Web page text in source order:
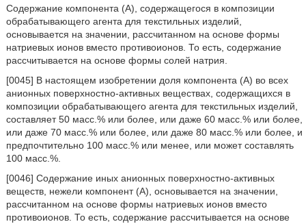
Содержание компонента (А), содержащегося в композиции
обрабатывающего агента для текстильных изделий,
основывается на значении, рассчитанном на основе формы
натриевых ионов вместо противоионов. То есть, содержание
рассчитывается на основе формы солей натрия.
[0045] В настоящем изобретении доля компонента (А) во всех
анионных поверхностно-активных веществах, содержащихся в
композиции обрабатывающего агента для текстильных изделий,
составляет 50 масс.% или более, или даже 60 масс.% или более,
или даже 70 масс.% или более, или даже 80 масс.% или более, и
предпочтительно 100 масс.% или менее, или может составлять
100 масс.%.
[0046] Содержание иных анионных поверхностно-активных
веществ, нежели компонент (А), основывается на значении,
рассчитанном на основе формы натриевых ионов вместо
противоионов. То есть, содержание рассчитывается на основе